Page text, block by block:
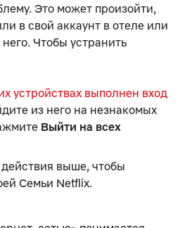
Это может произойти,
в свой аккаунт в отеле или
Чтобы устранить
устройствах выполнен вход
из него на незнакомых
Выйти на всех
выше, чтобы
Семьи Netflix.